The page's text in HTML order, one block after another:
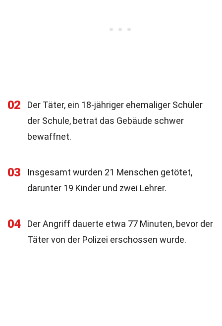
02
Der Täter, ein 18-jähriger ehemaliger Schüler
der Schule, betrat das Gebäude schwer
bewaffnet.
03
Insgesamt wurden 21 Menschen getötet,
darunter 19 Kinder und zwei Lehrer.
04
Der Angriff dauerte etwa 77 Minuten, bevor der
Täter von der Polizei erschossen wurde.